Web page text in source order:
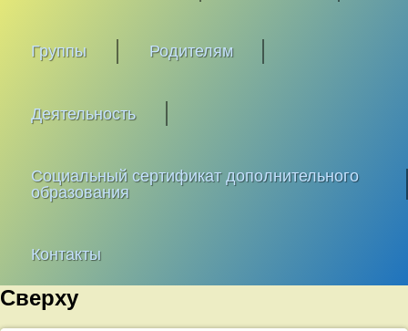
Группы Родителям
Деятельность
Социальный сертификат дополнительного
образования
Контакты
Сверху